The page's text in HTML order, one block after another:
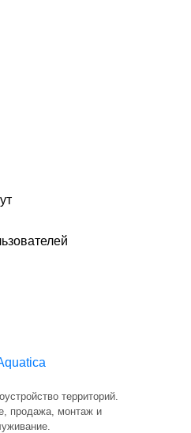
территорий.
продажа, монтаж и